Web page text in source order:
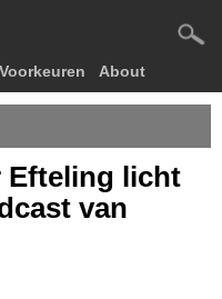
Voorkeuren About
Efteling licht
van